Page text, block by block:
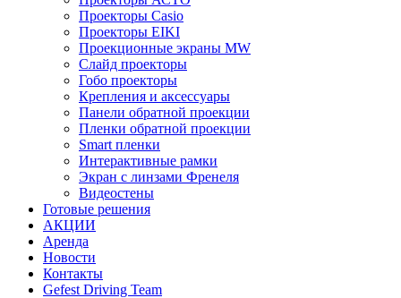
Проекторы Casio
Проекторы EIKI
Проекционные экраны MW
Слайд проекторы
Гобо проекторы
Крепления и аксессуары
Панели обратной проекции
Пленки обратной проекции
Smart пленки
Интерактивные рамки
Экран с линзами Френеля
Видеостены
Готовые решения
АКЦИИ
Аренда
Новости
Контакты
Gefest Driving Team